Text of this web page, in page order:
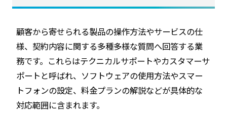
顧客から寄せられる製品の操作方法やサービスの仕
様、契約内容に関する多種多様な質問へ回答する業
務です。これらはテクニカルサポートやカスタマーサ
ポートと呼ばれ、ソフトウェアの使用方法やスマー
トフォンの設定、料金プランの解説などが具体的な
対応範囲に含まれます。